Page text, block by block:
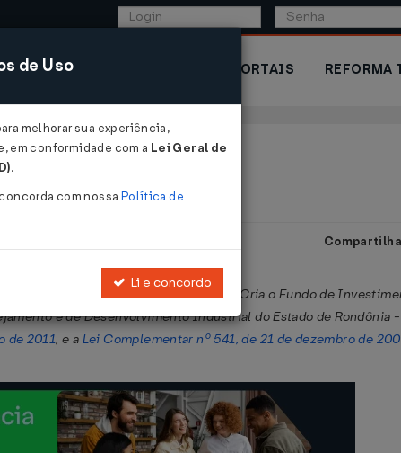
COMÉRCIO EXTERIOR PORTAIS REFORMA
nº 283, de 14 de agosto de 2003, que "Cria o Fundo de
e de Desenvolvimento Industrial do Estado de Rondônia -
de 2011, e a Lei Complementar nº 541, de 21 de dezembro de
de Uso
melhorar sua experiência,
em conformidade com a Lei Geral de
.
com nossa Política de
Li e concordo